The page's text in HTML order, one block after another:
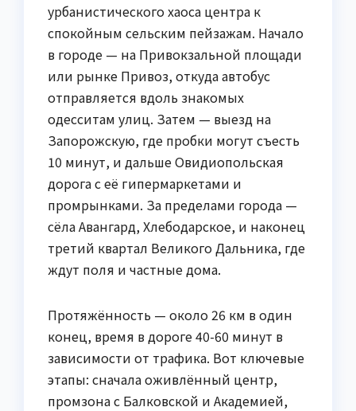
урбанистического хаоса центра к
спокойным сельским пейзажам. Начало
в городе — на Привокзальной площади
или рынке Привоз, откуда автобус
отправляется вдоль знакомых
одесситам улиц. Затем — выезд на
Запорожскую, где пробки могут съесть
10 минут, и дальше Овидиопольская
дорога с её гипермаркетами и
промрынками. За пределами города —
сёла Авангард, Хлебодарское, и наконец
третий квартал Великого Дальника, где
ждут поля и частные дома.
Протяжённость — около 26 км в один
конец, время в дороге 40-60 минут в
зависимости от трафика. Вот ключевые
этапы: сначала оживлённый центр,
промзона с Балковской и Академией,